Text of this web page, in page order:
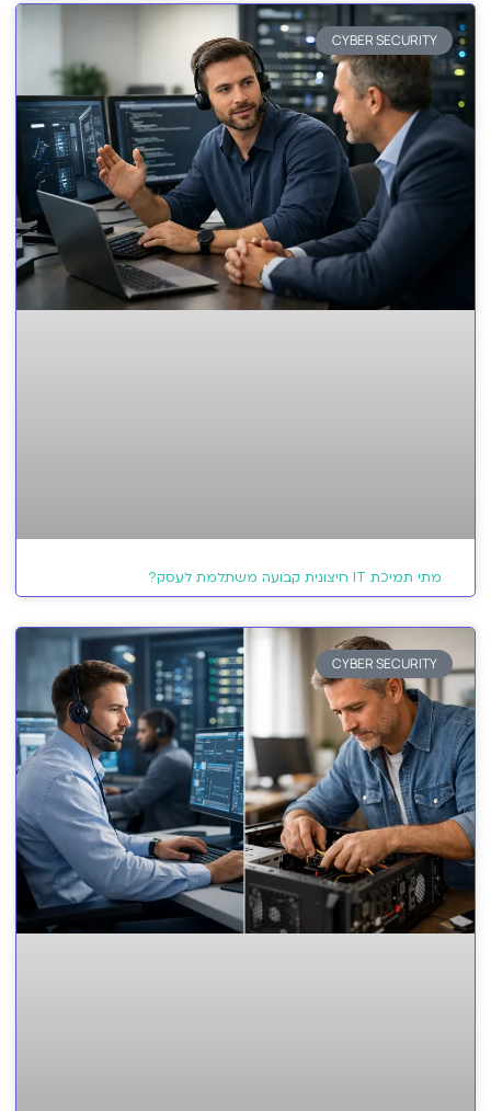
CYBER SECURITY
מתי תמיכת IT חיצונית קבועה משתלמת לעסק?
CYBER SECURITY